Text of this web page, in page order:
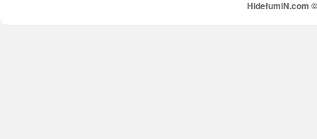
HidefumiN.com